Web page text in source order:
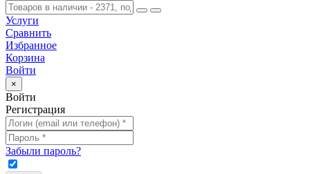
Услуги
Сравнить
Избранное
Корзина
Войти
×
Войти
Регистрация
Забыли пароль?